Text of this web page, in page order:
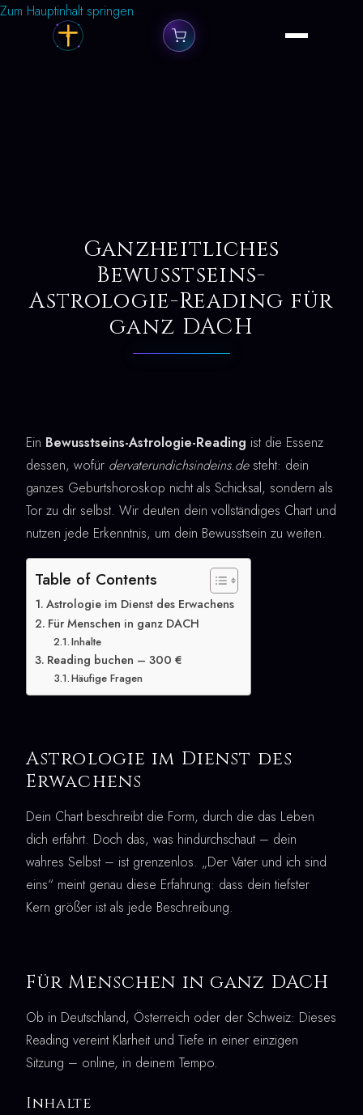
Zum Hauptinhalt springen
Ganzheitliches
Bewusstseins-
Astrologie-Reading für
ganz DACH
Ein Bewusstseins-Astrologie-Reading ist die Essenz
dessen, wofür dervaterundichsindeins.desteht: dein
ganzes Geburtshoroskop nicht als Schicksal, sondern als
Tor zu dir selbst. Wir deuten dein vollständiges Chart und
nutzen jede Erkenntnis, um dein Bewusstsein zu weiten.
Table of Contents
Astrologie im Dienst des Erwachens
Für Menschen in ganz DACH
Inhalte
Reading buchen – 300 €
Häufige Fragen
Astrologie im Dienst des
Erwachens
Dein Chart beschreibt die Form, durch die das Leben
dich erfährt. Doch das, was hindurchschaut – dein
wahres Selbst – ist grenzenlos. „Der Vater und ich sind
eins“ meint genau diese Erfahrung: dass dein tiefster
Kern größer ist als jede Beschreibung.
Für Menschen in ganz DACH
Ob in Deutschland, Österreich oder der Schweiz: Dieses
Reading vereint Klarheit und Tiefe in einer einzigen
Sitzung – online, in deinem Tempo.
Inhalte